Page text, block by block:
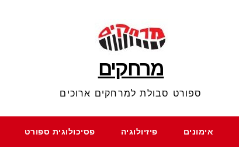
מרחקים
ספורט סבולת למרחקים ארוכים
אימונים פיזיולוגיה פסיכולוגית ספורט